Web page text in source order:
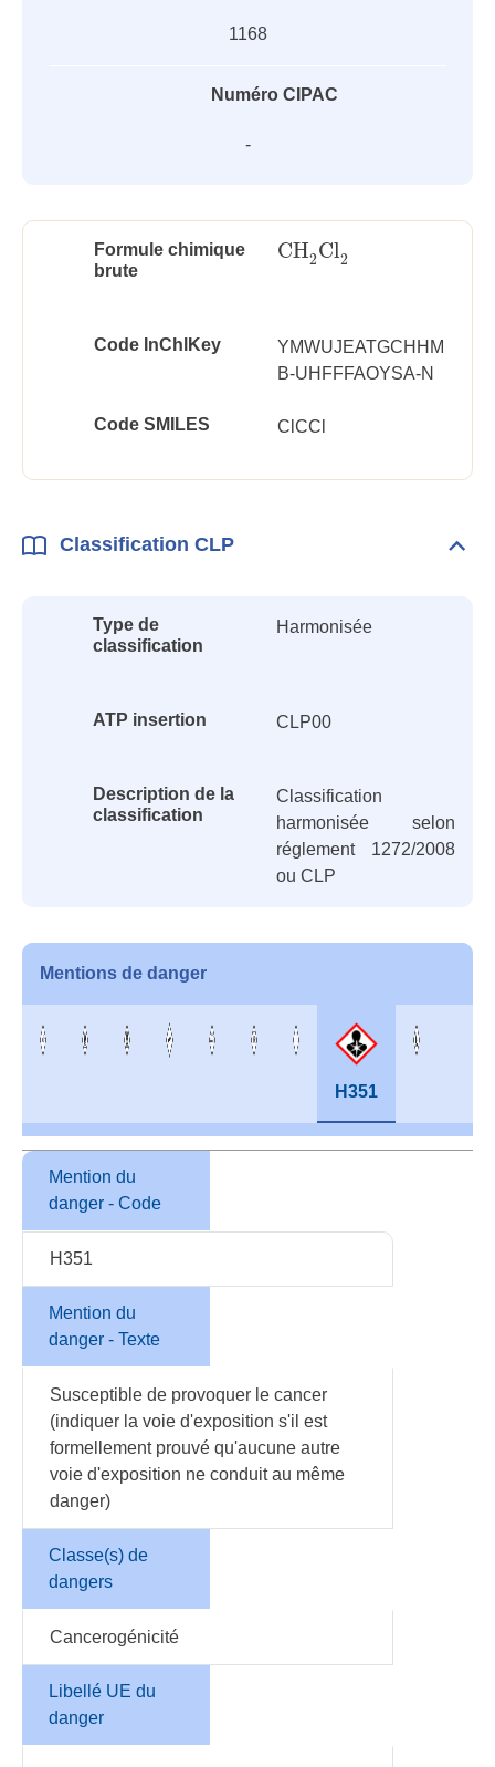
1168
Numéro CIPAC
-
Formule chimique
brute
CH2Cl2
CH2Cl2
Code InChlKey
YMWUJEATGCHHM
B-UHFFFAOYSA-N
Code SMILES ClCCl
Classification CLP
Type de
classification
Harmonisée
ATP insertion CLP00
Description de la
classification
Classification
harmonisée selon
réglement 1272/2008
ou CLP
Mentions de danger
H351
Mention du
danger - Code
H351
Mention du
danger - Texte
Susceptible de provoquer le cancer
(indiquer la voie d'exposition s'il est
formellement prouvé qu'aucune autre
voie d'exposition ne conduit au même
danger)
Classe(s) de
dangers
Cancerogénicité
Libellé UE du
danger